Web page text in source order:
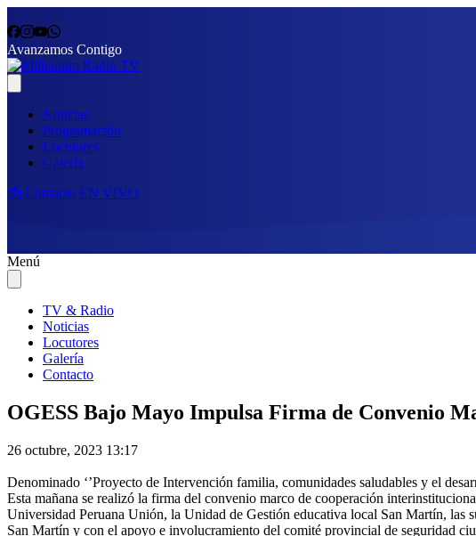
Avanzamos Contigo
Noticias
Programación
Locutores
Galería
📩 Contacto EN VIVO
Menú
TV & Radio
Noticias
Locutores
Galería
Contacto
OGESS Bajo Mayo Impulsa Firma de Convenio
26 octubre, 2023 13:17
Denominado ‘’Proyecto de Intervención familia, comunidades saludables y el
Esta mañana se realizó la firma del convenio marco de cooperación
Universidad Peruana Unión, la Unidad de Gestión educativa local San Martín,
San Martín y con el apoyo e involucramiento del comité provincial de seguridad